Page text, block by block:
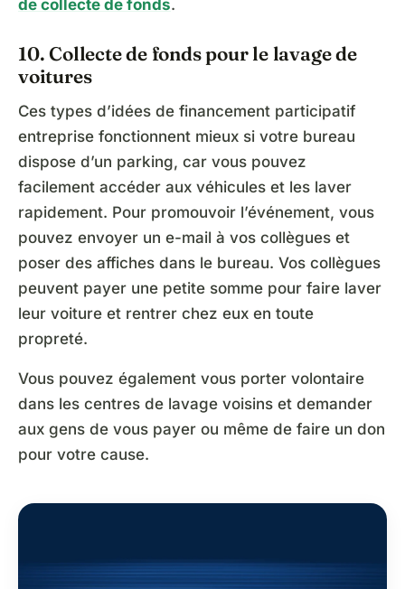
de collecte de fonds.
10. Collecte de fonds pour le lavage de
voitures
Ces types d’idées de financement participatif
entreprise fonctionnent mieux si votre bureau
dispose d’un parking, car vous pouvez
facilement accéder aux véhicules et les laver
rapidement. Pour promouvoir l’événement, vous
pouvez envoyer un e-mail à vos collègues et
poser des affiches dans le bureau. Vos collègues
peuvent payer une petite somme pour faire laver
leur voiture et rentrer chez eux en toute
propreté.
Vous pouvez également vous porter volontaire
dans les centres de lavage voisins et demander
aux gens de vous payer ou même de faire un don
pour votre cause.